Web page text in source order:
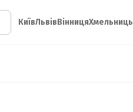
КиївЛьвівВінниця